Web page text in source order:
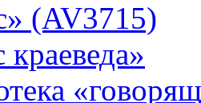
(AV3715)
краеведа»